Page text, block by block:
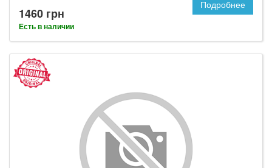
1460 грн
Есть в наличии
Подробнее